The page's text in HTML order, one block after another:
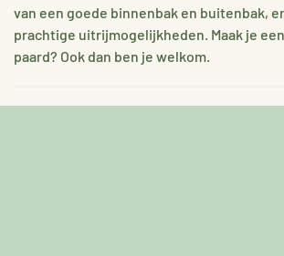
van een goede binnenbak en buitenbak,
prachtige uitrijmogelijkheden. Maak je
paard? Ook dan ben je welkom.